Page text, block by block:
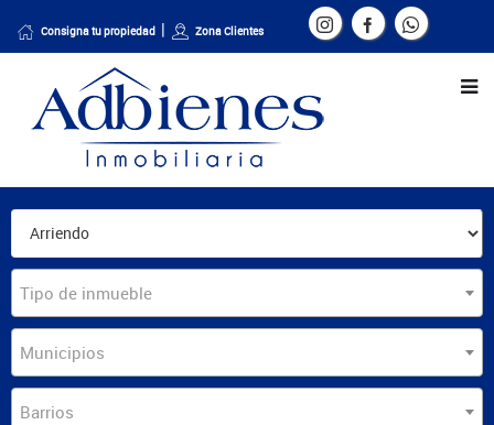
Consigna tu propiedad Zona Clientes
Tipo de inmueble
Municipios
Barrios